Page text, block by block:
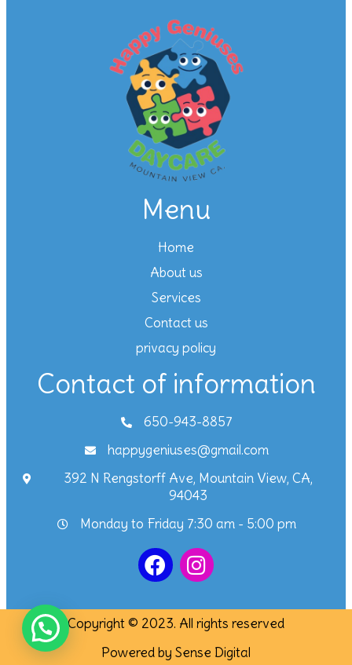
Menu
Home
About us
Services
Contact us
privacy policy
Contact of information
650-943-8857
happygeniuses@gmail.com
392 N Rengstorff Ave, Mountain View, CA,
94043
Monday to Friday 7:30 am - 5:00 pm
Copyright © 2023. All rights reserved
Powered by Sense Digital